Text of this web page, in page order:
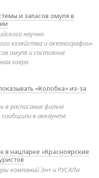
и запасов омуля в
научно-
хозяйства и океанографии»
омуля и состояние
озера
«Колобка» из-за
в расписание фильм
сообщили в аккаунте
нацпарке «Красноярские
компаний Эн+ и РУСАЛа